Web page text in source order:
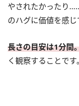
やされたかったり
のハグに価値を感じ
長さの目安は1分間
く観察することです。